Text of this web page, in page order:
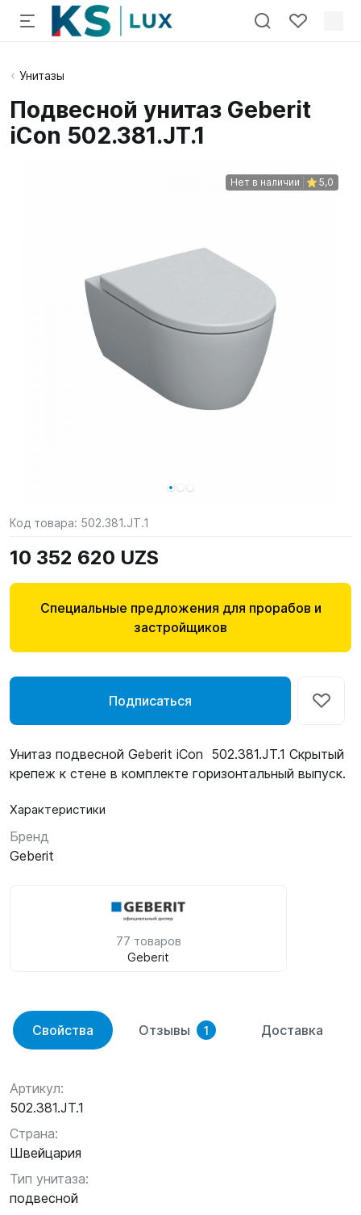
Унитазы
Подвесной унитаз Geberit
iCon 502.381.JT.1
Нет в наличии 5,0
Код товара: 502.381.JT.1
10 352 620 UZS
Специальные предложения для прорабов и
застройщиков
Подписаться
Унитаз подвесной Geberit iCon 502.381.JT.1 Скрытый
крепеж к стене в комплекте горизонтальный выпуск.
Характеристики
Бренд
Geberit
77 товаров
Geberit
Свойства Отзывы 1 Доставка
Артикул:
502.381.JT.1
Страна:
Швейцария
Тип унитаза:
подвесной